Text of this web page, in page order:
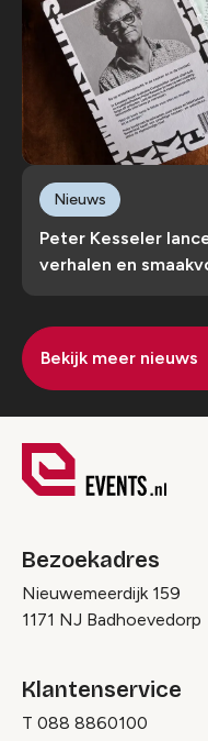
Peter Kesseler
verhalen en
Nieuws
Bekijk meer nieuws
Bezoekadres
Nieuwemeerdijk 159
1171 NJ Badhoevedorp
Klantenservice
T 088 8860100